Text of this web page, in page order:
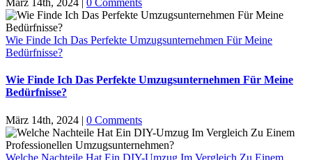
März 14th, 2024 | 0 Comments
Wie Finde Ich Das Perfekte Umzugsunternehmen Für Meine
Bedürfnisse?
Wie Finde Ich Das Perfekte Umzugsunternehmen Für Meine
Bedürfnisse?
März 14th, 2024 | 0 Comments
Welche Nachteile Hat Ein DIY-Umzug Im Vergleich Zu Einem